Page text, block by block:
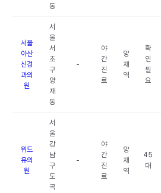
동
서울
아산
신경
과의
원
서
울
서
초
구
양
재
동
-
야
간
진
료
양
재
역
확
인
필
요
위드
유의
원
서
울
강
남
구
도
곡
-
야
간
진
료
양
재
역
45
대